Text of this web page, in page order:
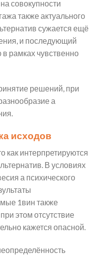
совокупности
также актуального
сужается ещё
и последующий
в рамках чувственно
решений, при
а
исходов
как интерпретируются
В условиях
а психического
1вин также
этом отсутствие
кажется опасной.